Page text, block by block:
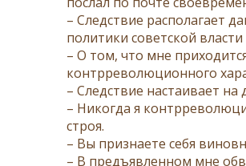
– Следствие располагает
политики советской
– О том, что мне
контрреволюционного
– Следствие настаивает
– Никогда я
строя.
– Вы признаете себя
– В предъявленном мне